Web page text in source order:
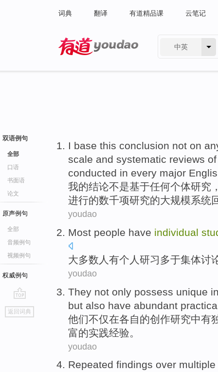
词典 翻译 有道精品课 云笔记
中英
双语例句
全部
口语
书面语
论文
原声例句
全部
音频例句
视频例句
权威例句
go
top
返回词典
I base this conclusion not on
scale and systematic reviews of
conducted in every major
我的结论不是基于任何个体研究
进行的数千项研究的大规模系统
youdao
Most people have individual
大多数 人 有个人 研习 多于集体讨
youdao
They not only possess unique
but also have abundant
他们不仅在各自的创作研究中有
富的实践经验 。
youdao
Repeated findings over multiple